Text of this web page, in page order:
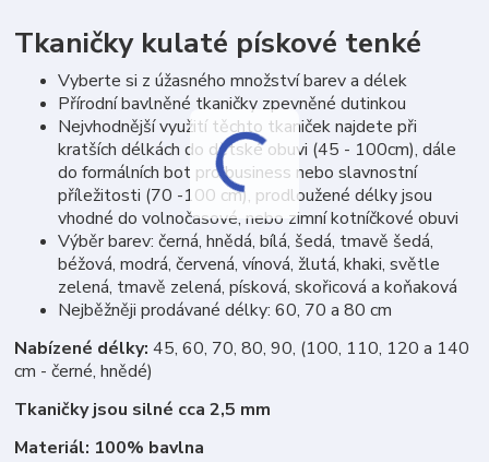
Tkaničky kulaté pískové tenké
Vyberte si z úžasného množství barev a délek
Přírodní bavlněné tkaničky zpevněné dutinkou
Nejvhodnější využití těchto tkaniček najdete při
kratších délkách do dětské obuvi (45 - 100cm), dále
do formálních bot pro business nebo slavnostní
příležitosti (70 -100 cm), prodloužené délky jsou
vhodné do volnočasové, nebo zimní kotníčkové obuvi
Výběr barev: černá, hnědá, bílá, šedá, tmavě šedá,
béžová, modrá, červená, vínová, žlutá, khaki, světle
zelená, tmavě zelená, písková, skořicová a koňaková
Nejběžněji prodávané délky: 60, 70 a 80 cm
Nabízené délky: 45, 60, 70, 80, 90, (100, 110, 120 a 140
cm - černé, hnědé)
Tkaničky jsou silné cca 2,5 mm
Materiál: 100% bavlna